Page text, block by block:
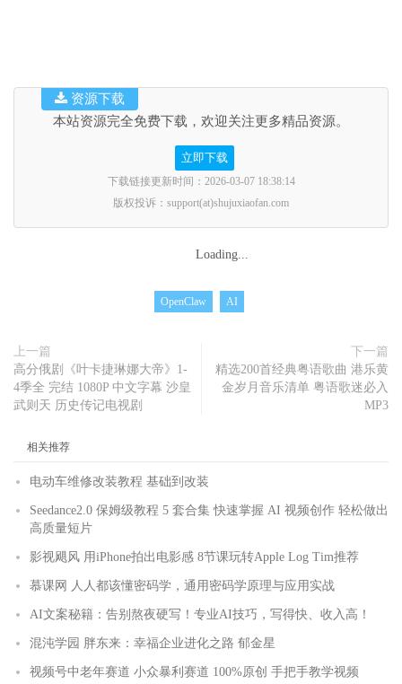
本站资源完全免费下载，欢迎关注更多精品资源。
立即下载
下载链接更新时间：2026-03-07 18:38:14
版权投诉：support(at)shujuxiaofan.com
资源下载
Loading...
OpenClaw AI
上一篇
高分俄剧《叶卡捷琳娜大帝》1-
4季全 完结 1080P 中文字幕 沙皇
武则天 历史传记电视剧
下一篇
精选200首经典粤语歌曲 港乐黄
金岁月音乐清单 粤语歌迷必入
MP3
相关推荐
电动车维修改装教程 基础到改装
Seedance2.0 保姆级教程 5 套合集 快速掌握 AI 视频创作 轻松做出
高质量短片
影视飓风 用iPhone拍出电影感 8节课玩转Apple Log Tim推荐
慕课网 人人都该懂密码学，通用密码学原理与应用实战
AI文案秘籍：告别熬夜硬写！专业AI技巧，写得快、收入高！
混沌学园 胖东来：幸福企业进化之路 郁金星
视频号中老年赛道 小众暴利赛道 100%原创 手把手教学视频